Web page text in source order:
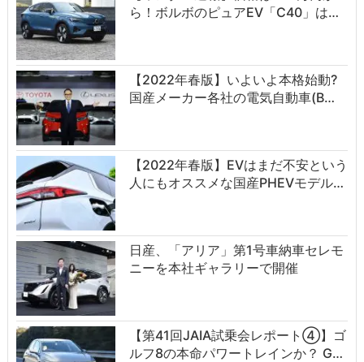
ら！ボルボのピュアEV「C40」は…
【2022年春版】いよいよ本格始動?
国産メーカー各社の電気自動車(B…
【2022年春版】EVはまだ不安という
人にもオススメな国産PHEVモデル…
日産、「アリア」第1号車納車セレモ
ニーを本社ギャラリーで開催
【第41回JAIA試乗会レポート④】ゴ
ルフ8の本命パワートレインか？ G…